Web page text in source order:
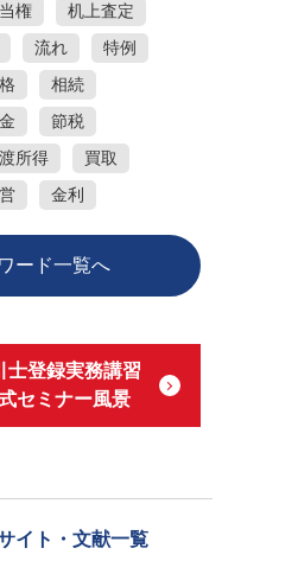
権
机上査定
流れ
特例
相続
節税
所得
買取
金利
ード一覧へ
士登録実務講習
セミナー風景
イト・文献一覧